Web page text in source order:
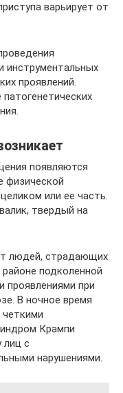
варьирует от
инструментальных
проявлений.
появляются
физической
или ее часть.
твердый на
людей, страдающих
подколенной
проявлениями при
В ночное время
Крампи
лиц с
нарушениями.